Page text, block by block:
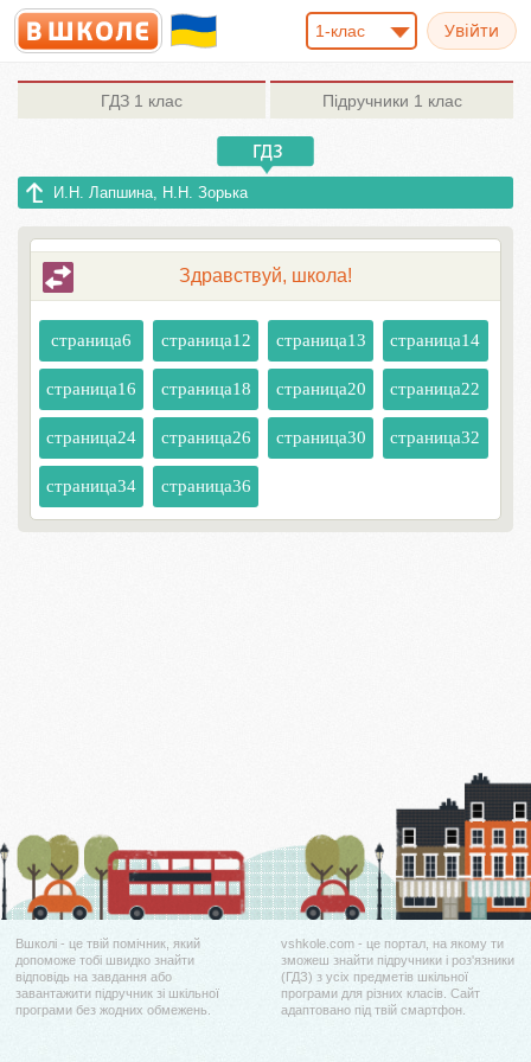
1-клас
ГДЗ 1 клас Підручники 1 клас
И.Н. Лапшина, H.H. Зорька
Здравствуй, школа!
страница6 страница12 страница13 страница14
страница16 страница18 страница20 страница22
страница24 страница26 страница30 страница32
страница34 страница36
Вшколі - це твій помічник, який
допоможе тобі швидко знайти
відповідь на завдання або
завантажити підручник зі шкільної
програми без жодних обмежень.
vshkole.com - це портал, на якому ти
зможеш знайти підручники і роз'язники
(ГДЗ) з усіх предметів шкільної
програми для різних класів. Сайт
адаптовано під твій смартфон.